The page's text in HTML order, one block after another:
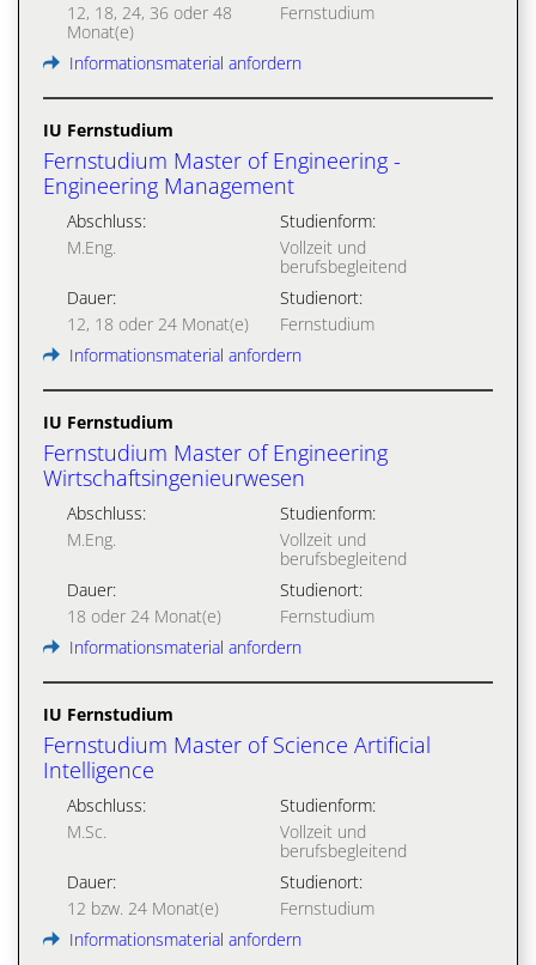
12, 18, 24, 36 oder 48
Monat(e)
Fernstudium
Informationsmaterial anfordern
IU Fernstudium
Fernstudium Master of Engineering -
Engineering Management
Abschluss:
M.Eng.
Studienform:
Vollzeit und
berufsbegleitend
Dauer:
12, 18 oder 24 Monat(e)
Studienort:
Fernstudium
Informationsmaterial anfordern
IU Fernstudium
Fernstudium Master of Engineering
Wirtschaftsingenieurwesen
Abschluss:
M.Eng.
Studienform:
Vollzeit und
berufsbegleitend
Dauer:
18 oder 24 Monat(e)
Studienort:
Fernstudium
Informationsmaterial anfordern
IU Fernstudium
Fernstudium Master of Science Artificial
Intelligence
Abschluss:
M.Sc.
Studienform:
Vollzeit und
berufsbegleitend
Dauer:
12 bzw. 24 Monat(e)
Studienort:
Fernstudium
Informationsmaterial anfordern